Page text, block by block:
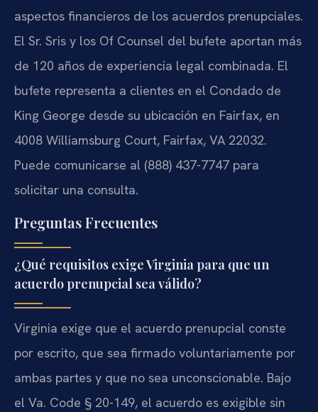
aspectos financieros de los acuerdos prenupciales.
El Sr. Sris y los Of Counsel del bufete aportan más
de 120 años de experiencia legal combinada. El
bufete representa a clientes en el Condado de
King George desde su ubicación en Fairfax, en
4008 Williamsburg Court, Fairfax, VA 22032.
Puede comunicarse al (888) 437-7747 para
solicitar una consulta.
Preguntas Frecuentes
¿Qué requisitos exige Virginia para que un
acuerdo prenupcial sea válido?
Virginia exige que el acuerdo prenupcial conste
por escrito, que sea firmado voluntariamente por
ambas partes y que no sea unconscionable. Bajo
el Va. Code § 20-149, el acuerdo es exigible sin